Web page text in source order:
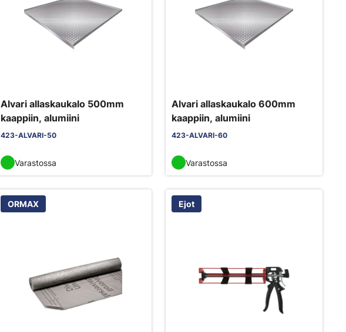
Alvari allaskaukalo 500mm
kaappiin, alumiini
423-ALVARI-50
Varastossa
Alvari allaskaukalo 600mm
kaappiin, alumiini
423-ALVARI-60
Varastossa
ORMAX Ejot